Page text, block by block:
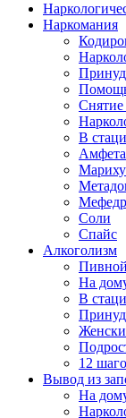
Наркомания
В
Соли
Спайс
Алкоголизм
Пивной
На
В
12
Вывод из
На